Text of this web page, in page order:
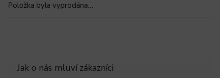
Položka byla vyprodána…